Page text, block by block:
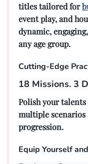
titles tailored for
event play, and
dynamic,
any age group.
Cutting-Edge
18 Missions. 3
Polish your
multiple
progression.
Equip Yourself